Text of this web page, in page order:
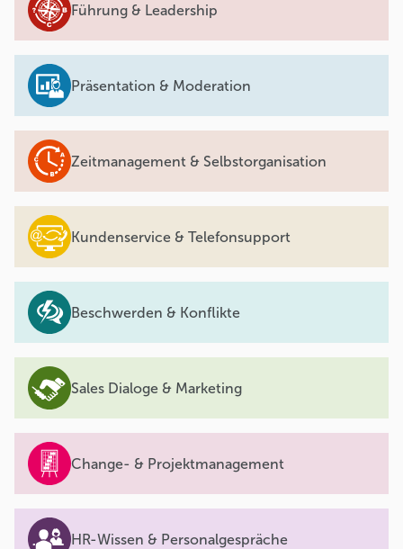
Führung & Leadership
Präsentation & Moderation
Zeitmanagement & Selbstorganisation
Kundenservice & Telefonsupport
Beschwerden & Konflikte
Sales Dialoge & Marketing
Change- & Projektmanagement
HR-Wissen & Personalgespräche